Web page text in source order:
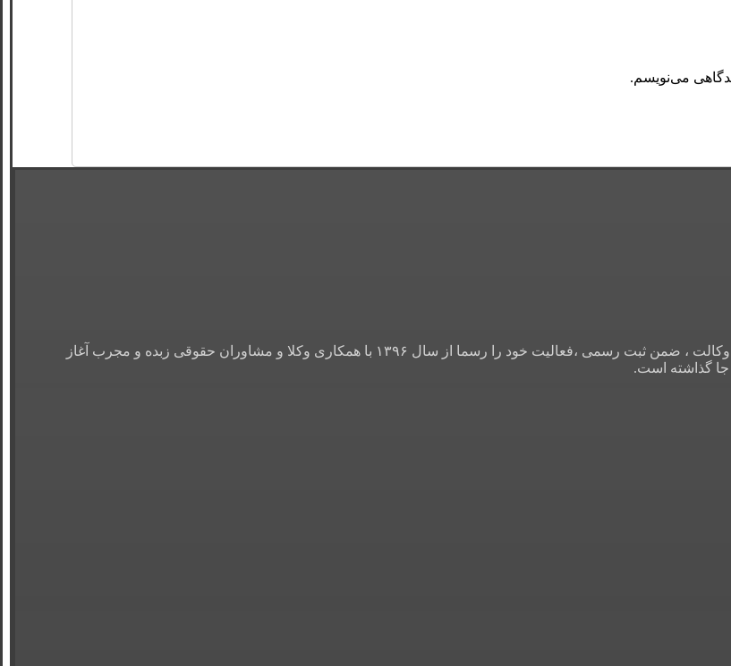
می‌نویسم.
موسسه حقوقی فرجام عدالت، پس از ۱۰ سال فعالیت در زمینه ی حقوقی و وکالت ، ضمن ثبت رسمی ،فعالیت خود را رسما از سال ۱۳۹۶ با همکاری وکلا و مشاوران حقوقی زبده و مجرب آغاز
جا گذاشته است.